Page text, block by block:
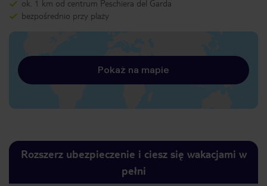
ok. 1 km od centrum Peschiera del Garda
bezpośrednio przy plaży
Pokaż na mapie
Rozszerz ubezpieczenie i ciesz się wakacjami w
pełni